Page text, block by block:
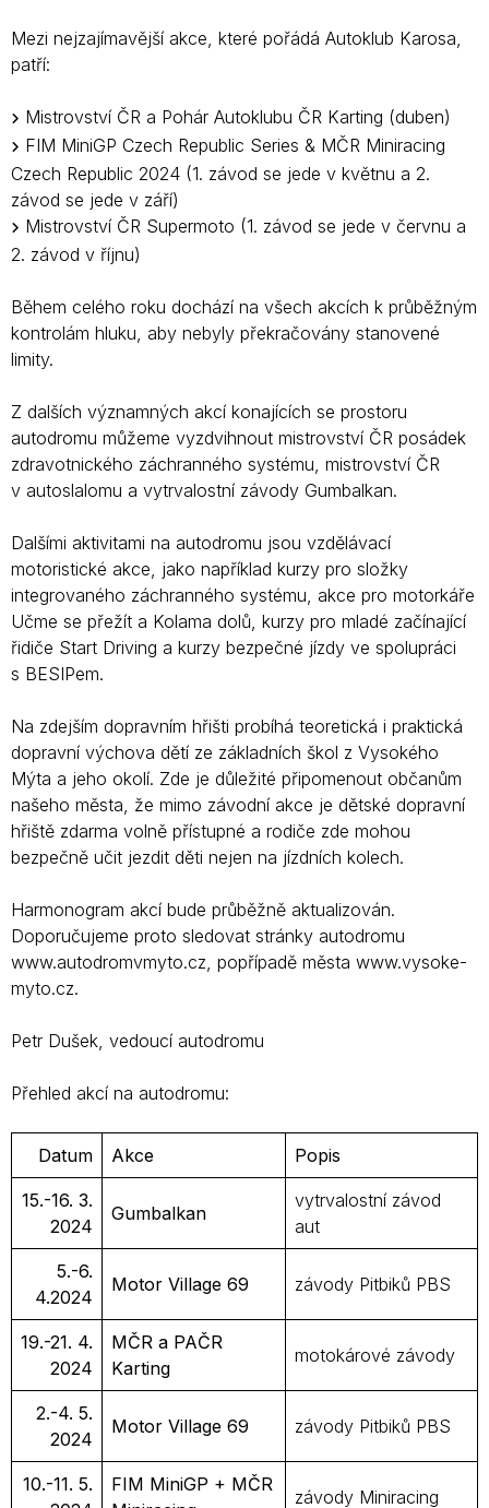
Mezi nejzajímavější akce, které pořádá Autoklub Karosa,
patří:
Mistrovství ČR a Pohár Autoklubu ČR Karting (duben)
FIM MiniGP Czech Republic Series & MČR Miniracing
Czech Republic 2024 (1. závod se jede v květnu a 2.
závod se jede v září)
Mistrovství ČR Supermoto (1. závod se jede v červnu a
2. závod v říjnu)
Během celého roku dochází na všech akcích k průběžným
kontrolám hluku, aby nebyly překračovány stanovené
limity.
Z dalších významných akcí konajících se prostoru
autodromu můžeme vyzdvihnout mistrovství ČR posádek
zdravotnického záchranného systému, mistrovství ČR
v autoslalomu a vytrvalostní závody Gumbalkan.
Dalšími aktivitami na autodromu jsou vzdělávací
motoristické akce, jako například kurzy pro složky
integrovaného záchranného systému, akce pro motorkáře
Učme se přežít a Kolama dolů, kurzy pro mladé začínající
řidiče Start Driving a kurzy bezpečné jízdy ve spolupráci
s BESIPem.
Na zdejším dopravním hřišti probíhá teoretická i praktická
dopravní výchova dětí ze základních škol z Vysokého
Mýta a jeho okolí. Zde je důležité připomenout občanům
našeho města, že mimo závodní akce je dětské dopravní
hřiště zdarma volně přístupné a rodiče zde mohou
bezpečně učit jezdit děti nejen na jízdních kolech.
Harmonogram akcí bude průběžně aktualizován.
Doporučujeme proto sledovat stránky autodromu
www.autodromvmyto.cz, popřípadě města www.vysoke-
myto.cz.
Petr Dušek, vedoucí autodromu
Přehled akcí na autodromu:
Datum Akce Popis
15.-16. 3.
2024
Gumbalkan
vytrvalostní závod
aut
5.-6.
4.2024
Motor Village 69 závody Pitbiků PBS
19.-21. 4.
2024
MČR a PAČR
Karting
motokárové závody
2.-4. 5.
2024
Motor Village 69 závody Pitbiků PBS
10.-11. 5.
FIM MiniGP + MČR
závody Miniracing